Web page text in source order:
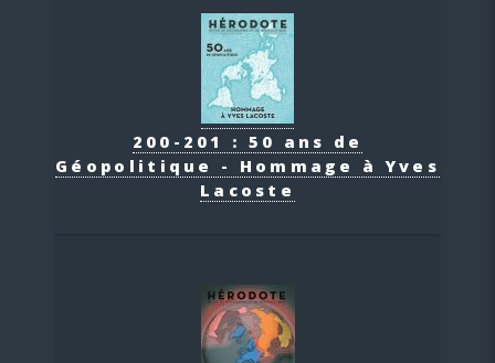
200-201 : 50 ans de
Géopolitique - Hommage à Yves
Lacoste